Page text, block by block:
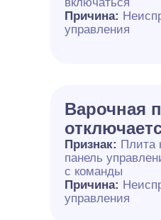
Причина:
управления
Варочная
Признак: Плита
панель
с команды
Причина:
управления